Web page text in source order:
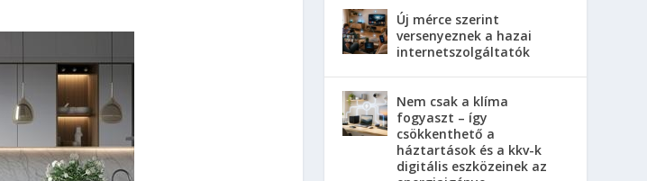
Új mérce szerint
versenyeznek a hazai
internetszolgáltatók
Nem csak a klíma
fogyaszt – így
csökkenthető a
háztartások és a kkv-k
digitális eszközeinek az